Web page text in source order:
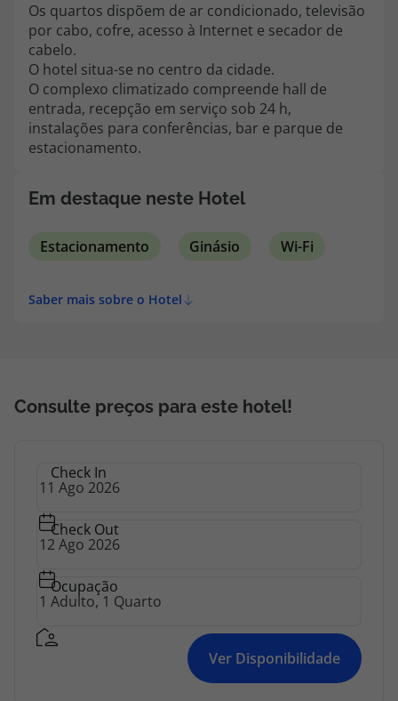
218 925 471
Custo de uma chamada para a rede fixa nacional.
A sua agência de viagens Top Atlântico tem a preocupação de estar
sempre mais perto de si, para maior comodidade e total facilidade
na marcação das suas viagens, tem ainda ao seu dispor o nosso call
center a funcionar todos os dias úteis das 10:00 às 20:00 e Sábado
das 10:00 às 14:00.
topatlantico@topatlantico.com
Os quartos dispõem de ar condicionado, televisão
por cabo, cofre, acesso à Internet e secador de
cabelo.
O hotel situa-se no centro da cidade.
O complexo climatizado compreende hall de
entrada, recepção em serviço sob 24 h,
instalações para conferências, bar e parque de
estacionamento.
Em destaque neste Hotel
Estacionamento Ginásio Wi-Fi
Saber mais sobre o Hotel
Consulte preços para este hotel!
Check In
Check Out
Ocupação
Ver Disponibilidade